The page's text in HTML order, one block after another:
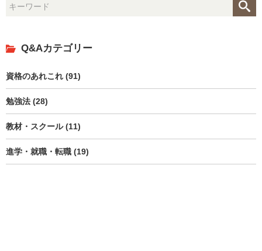
Q&Aカテゴリー
資格のあれこれ (91)
勉強法 (28)
教材・スクール (11)
進学・就職・転職 (19)